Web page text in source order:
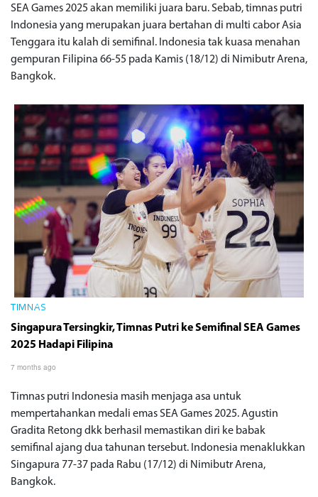
SEA Games 2025 akan memiliki juara baru. Sebab, timnas putri
Indonesia yang merupakan juara bertahan di multi cabor Asia
Tenggara itu kalah di semifinal. Indonesia tak kuasa menahan
gempuran Filipina 66-55 pada Kamis (18/12) di Nimibutr Arena,
Bangkok.
TIMNAS
Singapura Tersingkir, Timnas Putri ke Semifinal SEA Games
2025 Hadapi Filipina
7 months ago
Timnas putri Indonesia masih menjaga asa untuk
mempertahankan medali emas SEA Games 2025. Agustin
Gradita Retong dkk berhasil memastikan diri ke babak
semifinal ajang dua tahunan tersebut. Indonesia menaklukkan
Singapura 77-37 pada Rabu (17/12) di Nimibutr Arena,
Bangkok.